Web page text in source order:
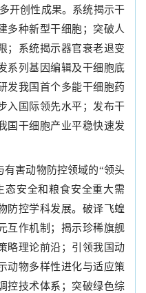
开创性成果。系统揭示干
多种新型干细胞；突破人
；系统揭示器官衰老退变
系列基因编辑及干细胞底
发我国首个多能干细胞药
入国际领先水平；发布干
国干细胞产业平稳快速发
害动物防控领域的“领头
态安全和粮食安全重大需
防控学科发展。破译飞蝗
互作机制；揭示珍稀旗舰
略理论前沿；引领我国动
动物多样性进化与适应策
控技术体系；突破绿色综